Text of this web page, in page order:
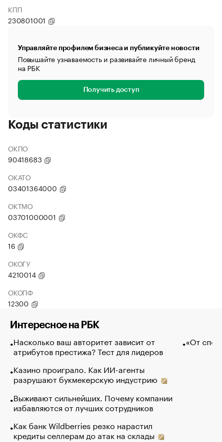
КПП
230801001
Управляйте профилем бизнеса и публикуйте новости
Повышайте узнаваемость и развивайте личный бренд
на РБК
Получить доступ
Коды статистики
ОКПО
90418683
ОКАТО
03401364000
ОКТМО
03701000001
ОКФС
16
ОКОГУ
4210014
ОКОПФ
12300
Интересное на РБК
Насколько ваш авторитет зависит от
атрибутов престижа? Тест для лидеров
Казино проиграло. Как ИИ-агенты
разрушают букмекерскую индустрию
Выживают сильнейших. Почему компании
избавляются от лучших сотрудников
Как банк Wildberries резко нарастил
кредиты селлерам до атак на склады
«От